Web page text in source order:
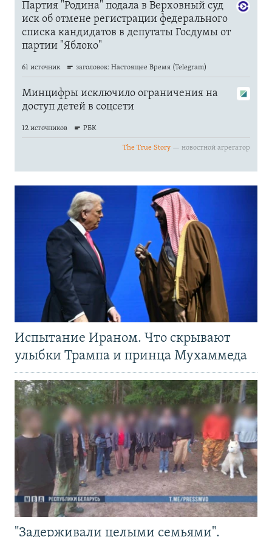
Испытание Ираном. Что скрывают
улыбки Трампа и принца Мухаммеда
"Задерживали целыми семьями".